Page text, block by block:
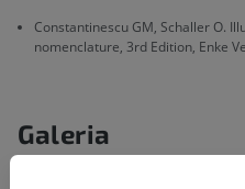
Constantinescu GM, Schaller O.
nomenclature, 3rd Edition, Enke
Galeria